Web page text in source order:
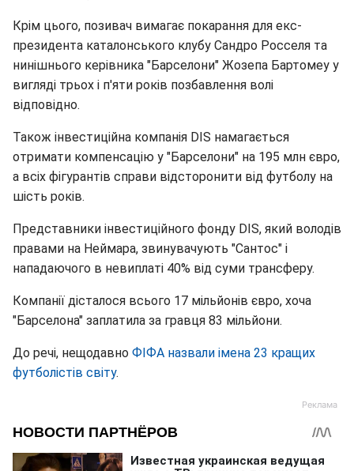
Крім цього, позивач вимагає покарання для екс-
президента каталонського клубу Сандро Росселя та
нинішнього керівника "Барселони" Жозепа Бартомеу у
вигляді трьох і п'яти років позбавлення волі
відповідно.
Також інвестиційна компанія DIS намагається
отримати компенсацію у "Барселони" на 195 млн євро,
а всіх фігурантів справи відсторонити від футболу на
шість років.
Представники інвестиційного фонду DIS, який володів
правами на Неймара, звинувачують "Сантос" і
нападаючого в невиплаті 40% від суми трансферу.
Компанії дісталося всього 17 мільйонів євро, хоча
"Барселона" заплатила за гравця 83 мільйони.
До речі, нещодавно ФІФА назвали імена 23 кращих
футболістів світу.